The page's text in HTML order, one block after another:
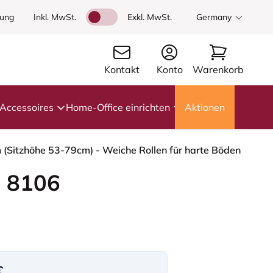
Inkl. MwSt. Exkl. MwSt. Germany
Kontakt Konto Warenkorb
Accessoires Home-Office einrichten Aktionen
53-79cm) - Weiche Rollen für harte Böden
8106